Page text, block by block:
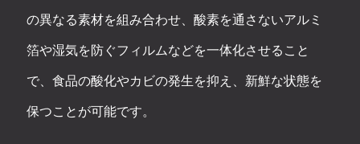
の異なる素材を組み合わせ、酸素を通さないアルミ
箔や湿気を防ぐフィルムなどを一体化させること
で、食品の酸化やカビの発生を抑え、新鮮な状態を
保つことが可能です。